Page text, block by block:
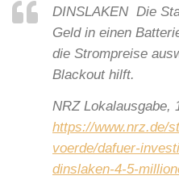
DINSLAKEN Die
Geld in einen
die Strompreise
Blackout hilft.
NRZ Lokalausgabe,
https://www.nrz.de/
voerde/dafuer-
dinslaken-4-5-